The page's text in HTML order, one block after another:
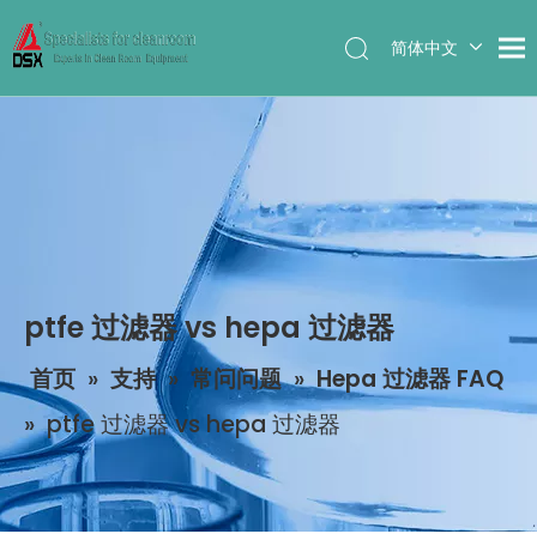
简体中文
ptfe 过滤器 vs hepa 过滤器
首页 » 支持 » 常问问题 »Hepa 过滤器 FAQ
»ptfe 过滤器 vs hepa 过滤器